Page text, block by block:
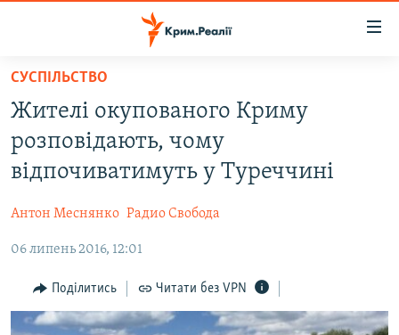
Перейти
основного
матеріалу
Перейти
до
основної
Перейти
пошуку
ВІДЕО ТА ФОТО
БЛОГИ
ПОГЛЯД
ІНТЕРВ'Ю
ВСЕ ЗА ДЕНЬ
СУСПІЛЬСТВО
Жителі окупованого Криму
розповідають, чому
відпочиватимуть у Туреччині
Антон Меснянко Радио Свобода
06 липень 2016, 12:01
Поділитись Читати без VPN